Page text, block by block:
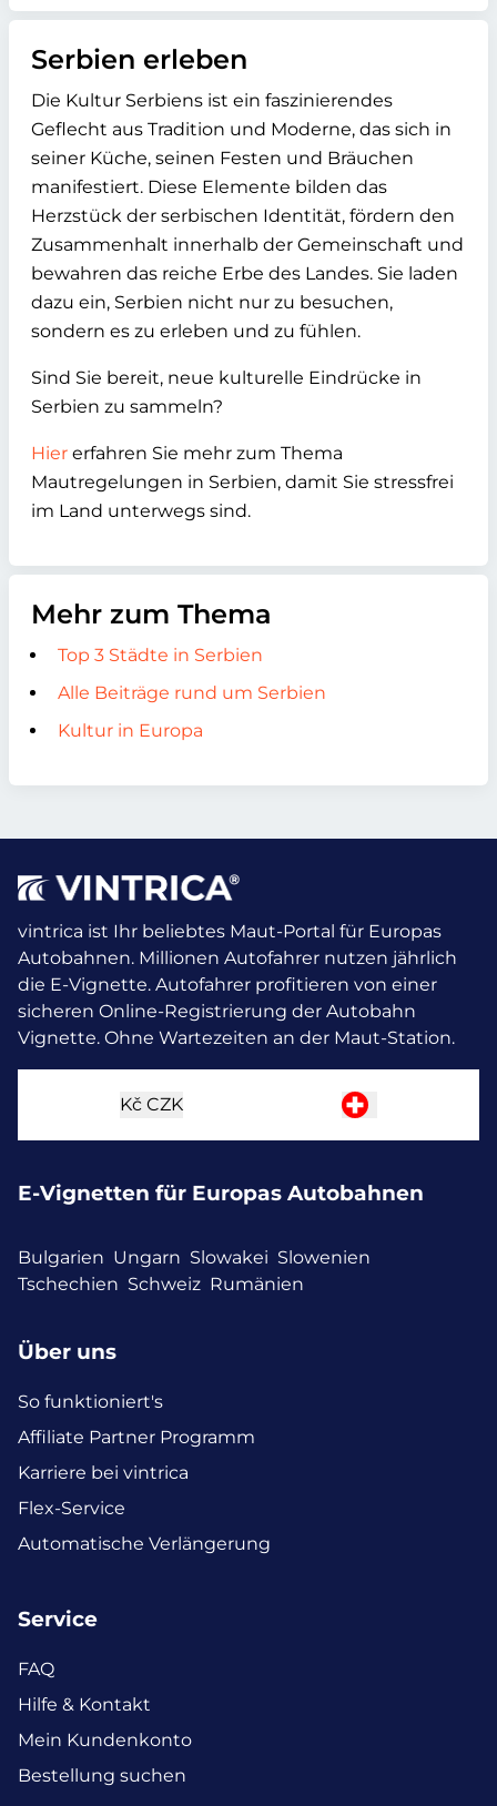
Serbien erleben
Die Kultur Serbiens ist ein faszinierendes
Geflecht aus Tradition und Moderne, das sich in
seiner Küche, seinen Festen und Bräuchen
manifestiert. Diese Elemente bilden das
Herzstück der serbischen Identität, fördern den
Zusammenhalt innerhalb der Gemeinschaft und
bewahren das reiche Erbe des Landes. Sie laden
dazu ein, Serbien nicht nur zu besuchen,
sondern es zu erleben und zu fühlen.
Sind Sie bereit, neue kulturelle Eindrücke in
Serbien zu sammeln?
Hier erfahren Sie mehr zum Thema
Mautregelungen in Serbien, damit Sie stressfrei
im Land unterwegs sind.
Mehr zum Thema
Top 3 Städte in Serbien
Alle Beiträge rund um Serbien
Kultur in Europa
vintrica ist Ihr beliebtes Maut-Portal für Europas
Autobahnen. Millionen Autofahrer nutzen jährlich
die E-Vignette. Autofahrer profitieren von einer
sicheren Online-Registrierung der Autobahn
Vignette. Ohne Wartezeiten an der Maut-Station.
Kč CZK
E-Vignetten für Europas Autobahnen
Bulgarien Ungarn Slowakei Slowenien
Tschechien Schweiz Rumänien
Über uns
So funktioniert's
Affiliate Partner Programm
Karriere bei vintrica
Flex-Service
Automatische Verlängerung
Service
FAQ
Hilfe & Kontakt
Mein Kundenkonto
Bestellung suchen